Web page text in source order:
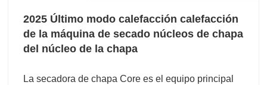
2025 Último modo calefacción calefacción
de la máquina de secado núcleos de chapa
del núcleo de la chapa
La secadora de chapa Core es el equipo principal